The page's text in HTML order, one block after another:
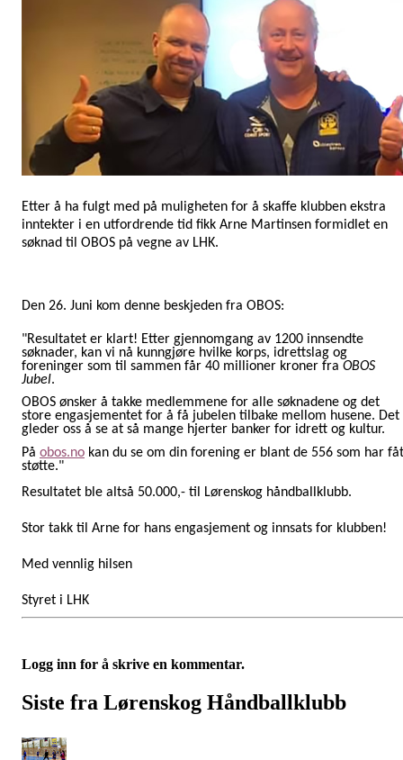
Etter å ha fulgt med på muligheten for å skaffe klubben ekstra
inntekter i en utfordrende tid fikk Arne Martinsen formidlet en
søknad til OBOS på vegne av LHK.
Den 26. Juni kom denne beskjeden fra OBOS:
"Resultatet er klart! Etter gjennomgang av 1200 innsendte
søknader, kan vi nå kunngjøre hvilke korps, idrettslag og
foreninger som til sammen får 40 millioner kroner fra OBOS
Jubel.
OBOS ønsker å takke medlemmene for alle søknadene og det
store engasjementet for å få jubelen tilbake mellom husene. Det
gleder oss å se at så mange hjerter banker for idrett og kultur.
På obos.no kan du se om din forening er blant de 556 som har
støtte."
Resultatet ble altså 50.000,- til Lørenskog håndballklubb.
Stor takk til Arne for hans engasjement og innsats for klubben!
Med vennlig hilsen
Styret i LHK
Logg inn for å skrive en kommentar.
Siste fra Lørenskog Håndballklubb